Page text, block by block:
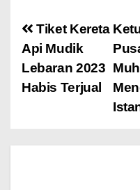
Tiket Kereta
Api Mudik
Lebaran 2023
Habis Terjual